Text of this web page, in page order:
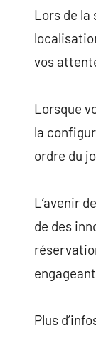
Lors de la
vos
Lorsque
la
ordre du
L’avenir
de des
Plus